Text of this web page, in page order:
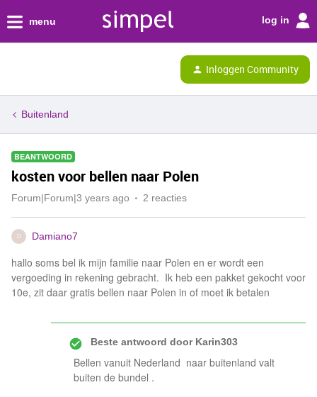
menu log in
Inloggen Community
Buitenland
BEANTWOORD
kosten voor bellen naar Polen
Forum|Forum|3 years ago 2 reacties
D Damiano7
hallo soms bel ik mijn familie naar Polen en er wordt een
vergoeding in rekening gebracht. Ik heb een pakket gekocht voor
10e, zit daar gratis bellen naar Polen in of moet ik betalen
Beste antwoord doorKarin303
Bellen vanuit Nederland naar buitenland valt
buiten de bundel .